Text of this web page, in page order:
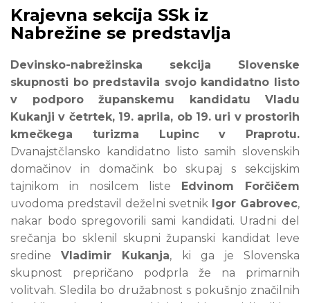
Krajevna sekcija SSk iz
Nabrežine se predstavlja
Devinsko-nabrežinska sekcija Slovenske
skupnosti bo predstavila svojo kandidatno listo
v podporo županskemu kandidatu Vladu
Kukanji v četrtek, 19. aprila, ob 19. uri v prostorih
kmečkega turizma Lupinc v Praprotu.
Dvanajstčlansko kandidatno listo samih slovenskih
domačinov in domačink bo skupaj s sekcijskim
tajnikom in nosilcem liste Edvinom Forčičem
uvodoma predstavil deželni svetnik Igor Gabrovec,
nakar bodo spregovorili sami kandidati. Uradni del
srečanja bo sklenil skupni županski kandidat leve
sredineVladimir Kukanja, ki ga je Slovenska
skupnost prepričano podprla že na primarnih
volitvah. Sledila bo družabnost s pokušnjo značilnih